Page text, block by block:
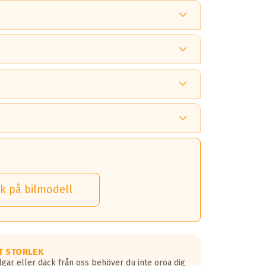
på.
däck.
på bilmodell
STORLEK
eller däck från oss behöver du inte oroa dig